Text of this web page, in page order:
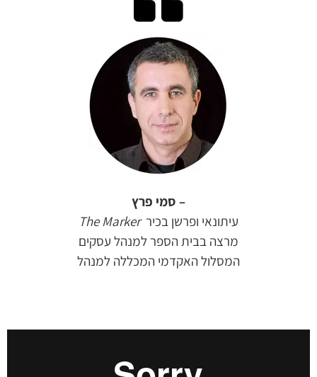
– סמי פרץ
עיתונאי ופרשן בכיר The Marker
מרצה בבית הספרלמנהל עסקים
המסלול האקדמי המכללה למנהל